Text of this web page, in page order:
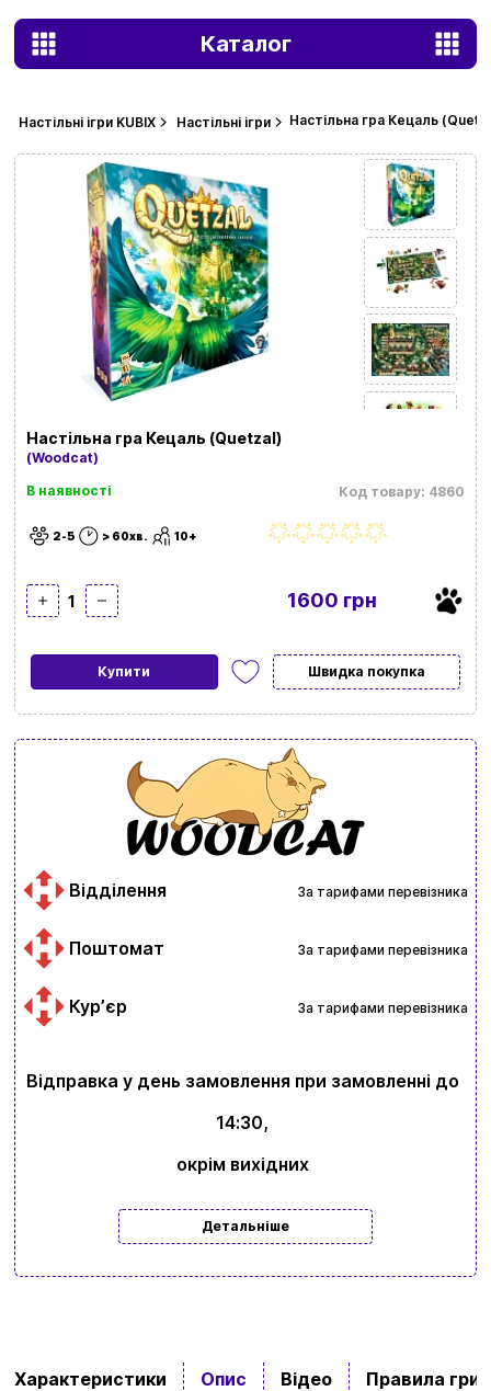
Каталог
Настільні ігри KUBIX Настільні ігри Настільна гра Кецаль
Настільна гра Кецаль (Quetzal)
(Woodcat)
Код товару: 4860
В наявності
2-5 > 60хв. 10+
1600 грн
1
Купити Швидка покупка
Відділення За тарифами перевізника
Поштомат За тарифами перевізника
Курʼєр За тарифами перевізника
Відправка у день замовлення при замовленні до
14:30,
окрім вихідних
Детальніше
Характеристики Опис Відео Правила гри